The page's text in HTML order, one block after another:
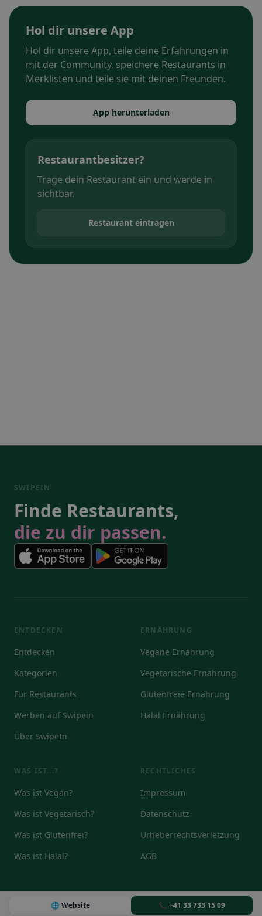
🌐 Website 📞 +41 33 733 15 09
Hol dir unsere App
Hol dir unsere App, teile deine Erfahrungen in
mit der Community, speichere Restaurants in
Merklisten und teile sie mit deinen Freunden.
App herunterladen
Restaurantbesitzer?
Trage dein Restaurant ein und werde in
sichtbar.
Restaurant eintragen
SWIPEIN
Finde Restaurants,
die zu dir passen.
ENTDECKEN
Entdecken
Kategorien
Für Restaurants
Werben auf Swipein
Über SwipeIn
ERNÄHRUNG
Vegane Ernährung
Vegetarische Ernährung
Glutenfreie Ernährung
Halal Ernährung
WAS IST...?
Was ist Vegan?
Was ist Vegetarisch?
Was ist Glutenfrei?
Was ist Halal?
RECHTLICHES
Impressum
Datenschutz
Urheberrechtsverletzung
AGB
© 2026